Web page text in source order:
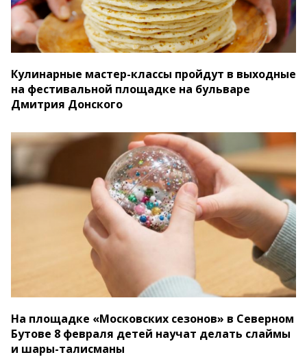
Кулинарные мастер-классы пройдут в выходные
на фестивальной площадке на бульваре
Дмитрия Донского
На площадке «Московских сезонов» в Северном
Бутове 8 февраля детей научат делать слаймы
и шары-талисманы